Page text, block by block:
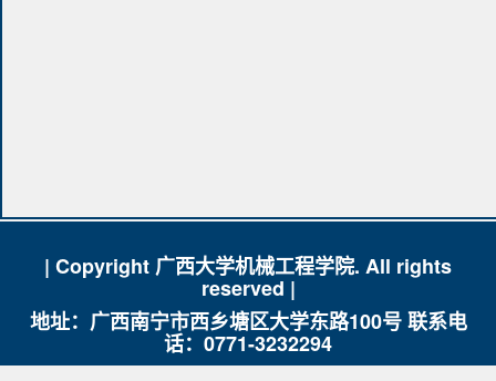
| Copyright 广西大学机械工程学院. All rights
reserved |
地址：广西南宁市西乡塘区大学东路100号 联系电
话：0771-3232294